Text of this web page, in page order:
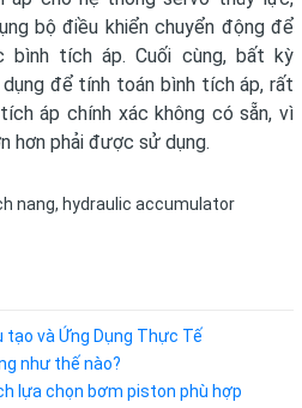
bộ điều khiển chuyển động để
tích áp. Cuối cùng, bất kỳ
để tính toán bình tích áp, rất
áp chính xác không có sẵn, vì
hơn phải được sử dụng.
nang, hydraulic accumulator
tạo và Ứng Dụng Thực Tế
như thế nào?
lựa chọn bơm piston phù hợp